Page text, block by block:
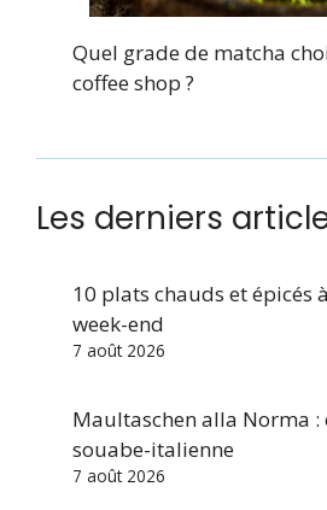
Quel grade de matcha
coffee shop ?
Les derniers
10 plats chauds et épicés
week-end
7 août 2026
Maultaschen alla Norma :
souabe-italienne
7 août 2026